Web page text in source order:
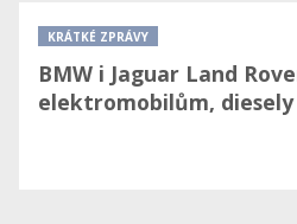
BMW i Jaguar Land
elektromobilům,
KRÁTKÉ ZPRÁVY